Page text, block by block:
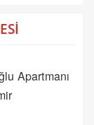
Apartmanı